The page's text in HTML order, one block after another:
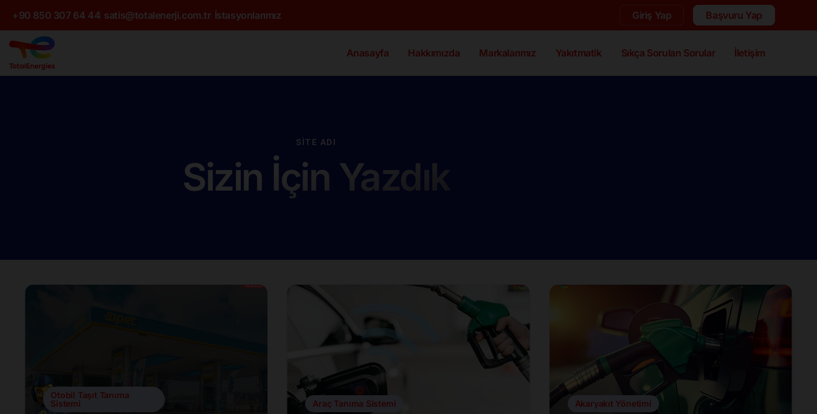
+90 850 307 64 44 satis@totalenerji.com.tr İstasyonlarımız Giriş Yap Başvuru Yap
Anasayfa Hakkımızda Markalarımız Yakıtmatik Sıkça Sorulan Sorular İletişim
SITE ADI
Sizin İçin Yazdık
Otobil Taşıt Tanıma
Sistemi
Araç Tanıma Sistemi Akaryakıt Yönetimi